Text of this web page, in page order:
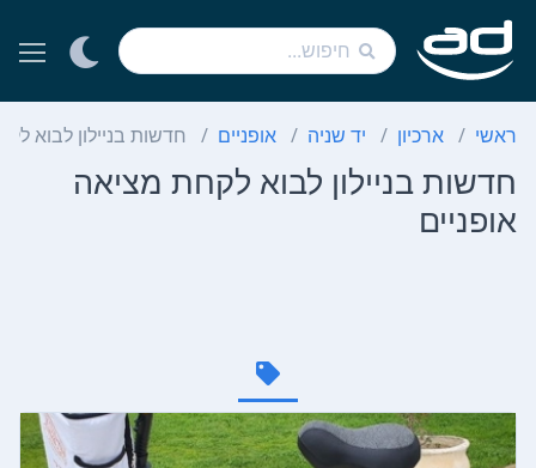
ראשי ארכיון יד שניה אופניים חדשות בניילון לבוא
חדשות בניילון לבוא לקחת מציאה
אופניים